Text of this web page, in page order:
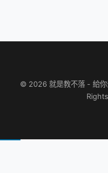
© 2026 就是教不落 - 給你